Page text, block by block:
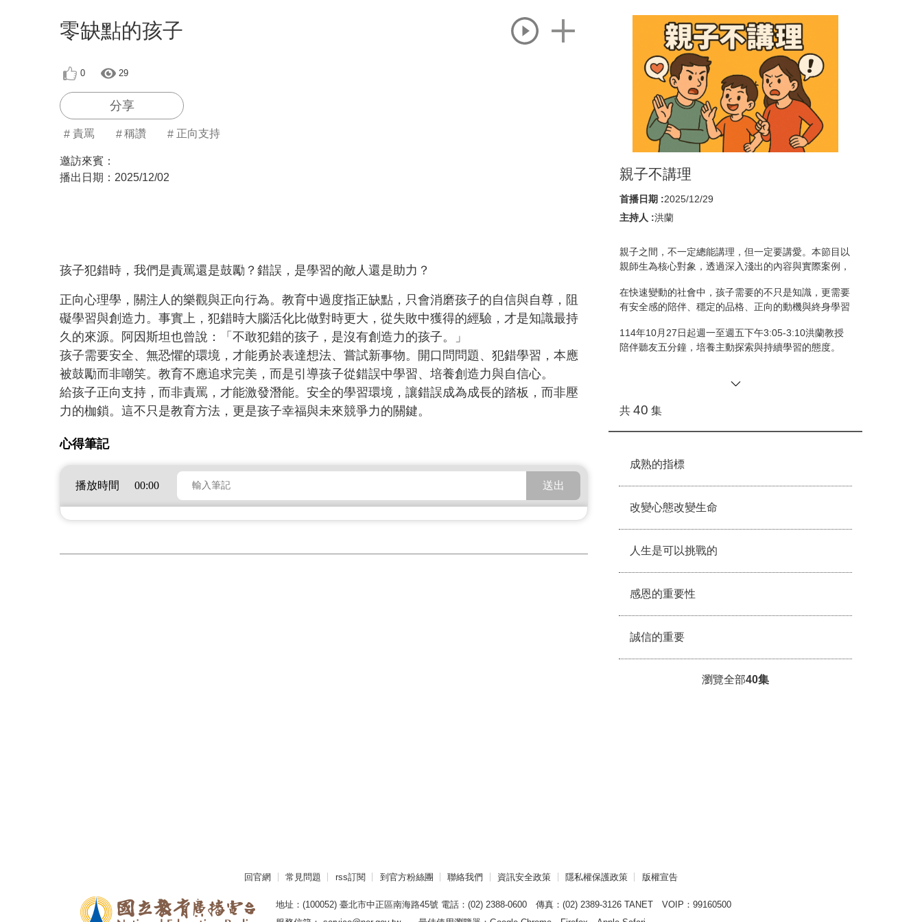
零缺點的孩子
0 29
分享
責罵 稱讚 正向支持
邀訪來賓：
播出日期： 2025/12/02
孩子犯錯時，我們是責罵還是鼓勵？錯誤，是學習的敵人還是助力？
正向心理學，關注人的樂觀與正向行為。教育中過度指正缺點，只會消磨孩子的自信與自尊，阻
礙學習與創造力。事實上，犯錯時大腦活化比做對時更大，從失敗中獲得的經驗，才是知識最持
久的來源。阿因斯坦也曾說：「不敢犯錯的孩子，是沒有創造力的孩子。」
孩子需要安全、無恐懼的環境，才能勇於表達想法、嘗試新事物。開口問問題、犯錯學習，本應
被鼓勵而非嘲笑。教育不應追求完美，而是引導孩子從錯誤中學習、培養創造力與自信心。
給孩子正向支持，而非責罵，才能激發潛能。安全的學習環境，讓錯誤成為成長的踏板，而非壓
力的枷鎖。這不只是教育方法，更是孩子幸福與未來競爭力的關鍵。
心得筆記
播放時間 00:00
心得筆記內容
送出
親子不講理
首播日期 :2025/12/29
主持人 :洪蘭
親子之間，不一定總能講理，但一定要講愛。本節目以
親師生為核心對象，透過深入淺出的內容與實際案例，
能，建立更有溫度與理解的親子關係，陪伴孩子健康快
樂地成長。
在快速變動的社會中，孩子需要的不只是知識，更需要
有安全感的陪伴、穩定的品格、正向的動機與終身學習
從情緒、教養、品德、文化、學習與思辨六大面向，從
大腦開發的相關研究引導聽眾看見「閱讀」及「學習」
114年10月27日起週一至週五下午3:05-3:10洪蘭教授
陪伴聽友五分鐘，培養主動探索與持續學習的態度。
共 40 集
成熟的指標
改變心態改變生命
人生是可以挑戰的
感恩的重要性
誠信的重要
瀏覽全部40集
回官網 常見問題 rss訂閱 到官方粉絲團 聯絡我們 資訊安全政策 隱私權保護政策 版權宣告
地址：(100052) 臺北市中正區南海路45號 電話：(02) 2388-0600 傳真：(02) 2389-3126 TANET VOIP：99160500